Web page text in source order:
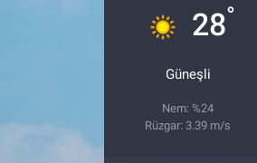
28°
Güneşli
Nem: %24
Rüzgar: 3.39 m/s